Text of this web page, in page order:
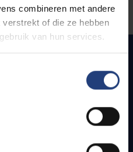
combineren met andere
of die ze hebben
van hun services.